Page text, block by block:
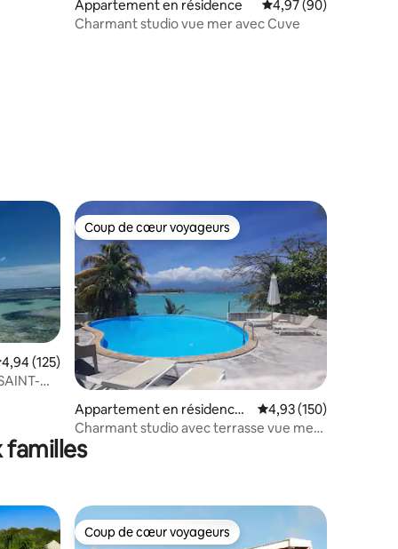
: 4,94 sur 5
Appartement en résidence Évaluation moyenne
4,97 (90)
Charmant studio vue mer avec Cuve
: 4,88 sur 5
moyenne sur la base de 125 commentaires : 4,94 sur 5
4,94 (125)
Coup de cœur voyageurs
Coup de cœur voyageurs
Appartement en résidence ⋅
Le Gosier
Évaluation moyenne
4,93 (150)
Charmant studio avec terrasse vue mer
et piscine
familles
Coup de cœur voyageurs
Coup de cœur voyageurs